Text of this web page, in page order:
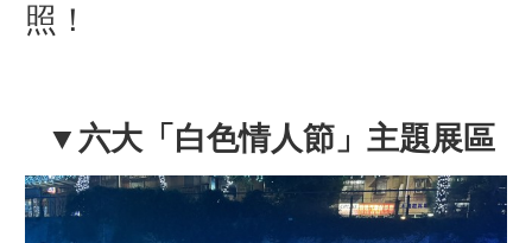
照！
▼六大「白色情人節」主題展區